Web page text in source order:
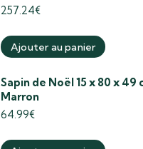
257.24€
Ajouter au panier
Sapin de Noël 15 x 80 x 49
Marron
64.99€